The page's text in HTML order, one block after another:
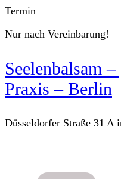
Termin
Nur nach Vereinbarung!
Seelenbalsam
Praxis – Berlin
Düsseldorfer Straße 31 A